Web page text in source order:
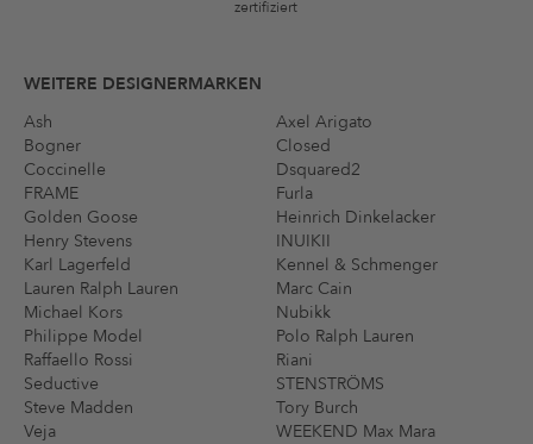
zertifiziert
WEITERE DESIGNERMARKEN
Ash
Axel Arigato
Bogner
Closed
Coccinelle
Dsquared2
FRAME
Furla
Golden Goose
Heinrich Dinkelacker
Henry Stevens
INUIKII
Karl Lagerfeld
Kennel & Schmenger
Lauren Ralph Lauren
Marc Cain
Michael Kors
Nubikk
Philippe Model
Polo Ralph Lauren
Raffaello Rossi
Riani
Seductive
STENSTRÖMS
Steve Madden
Tory Burch
Veja
WEEKEND Max Mara